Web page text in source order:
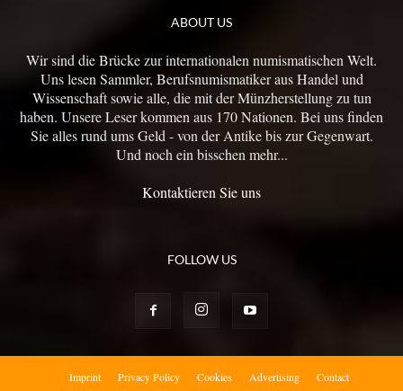
ABOUT US
Wir sind die Brücke zur internationalen numismatischen Welt.
Uns lesen Sammler, Berufsnumismatiker aus Handel und
Wissenschaft sowie alle, die mit der Münzherstellung zu tun
haben. Unsere Leser kommen aus 170 Nationen. Bei uns finden
Sie alles rund ums Geld - von der Antike bis zur Gegenwart.
Und noch ein bisschen mehr...
Kontaktieren Sie uns
FOLLOW US
Imprint Privacy Policy Cookies Advertising Contact